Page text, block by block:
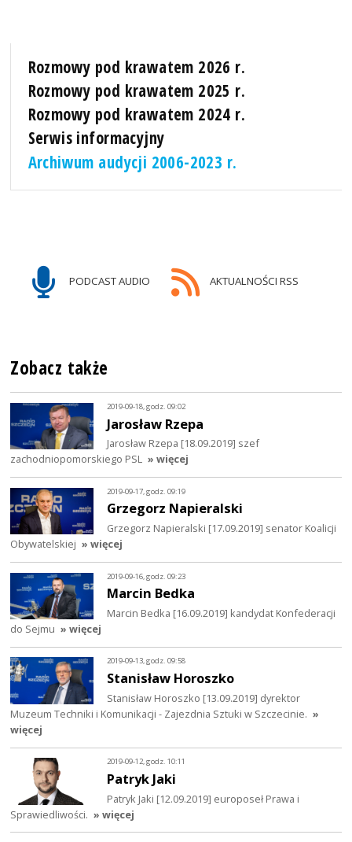
Rozmowy pod krawatem 2026 r.
Rozmowy pod krawatem 2025 r.
Rozmowy pod krawatem 2024 r.
Serwis informacyjny
Archiwum audycji 2006-2023 r.
PODCAST AUDIO AKTUALNOŚCI RSS
Zobacz także
2019-09-18, godz. 09:02
Jarosław Rzepa
Jarosław Rzepa [18.09.2019] szef
zachodniopomorskiego PSL » więcej
2019-09-17, godz. 09:19
Grzegorz Napieralski
Grzegorz Napieralski [17.09.2019] senator Koalicji
Obywatelskiej » więcej
2019-09-16, godz. 09:23
Marcin Bedka
Marcin Bedka [16.09.2019] kandydat Konfederacji
do Sejmu » więcej
2019-09-13, godz. 09:58
Stanisław Horoszko
Stanisław Horoszko [13.09.2019] dyrektor
Muzeum Techniki i Komunikacji - Zajezdnia Sztuki w Szczecinie. »
więcej
2019-09-12, godz. 10:11
Patryk Jaki
Patryk Jaki [12.09.2019] europoseł Prawa i
Sprawiedliwości. » więcej